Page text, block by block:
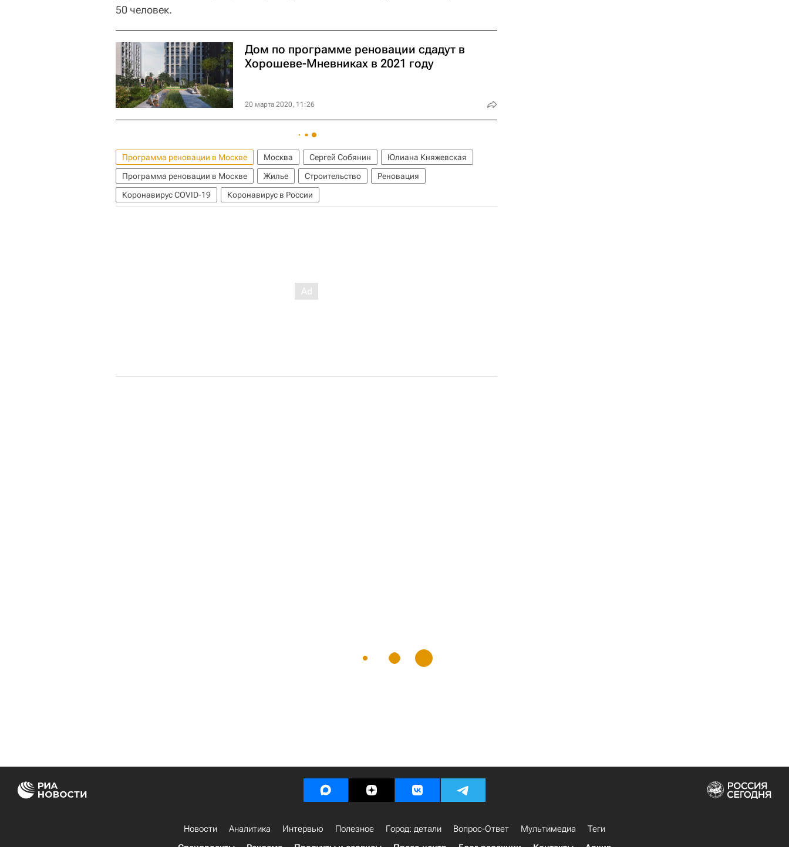
50 человек.
Дом по программе реновации сдадут в
Хорошеве-Мневниках в 2021 году
20 марта 2020, 11:26
Программа реновации в Москве Москва Сергей Собянин
Юлиана Княжевская
Программа реновации в Москве
Жилье Строительство
Реновация
Коронавирус COVID-19
Коронавирус в России
Новости Аналитика Интервью Полезное Город: детали Вопрос-Ответ Мультимедиа
Теги